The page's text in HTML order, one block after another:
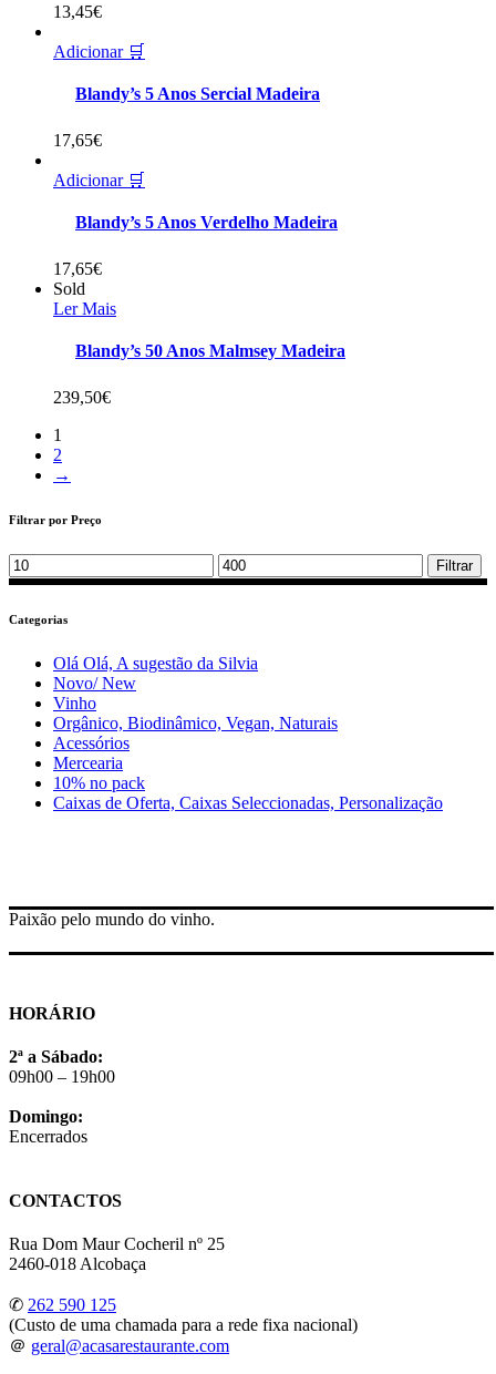
13,45€
Adicionar 🛒
Blandy’s 5 Anos Sercial Madeira
17,65€
Adicionar 🛒
Blandy’s 5 Anos Verdelho Madeira
17,65€
Sold
Ler Mais
Blandy’s 50 Anos Malmsey Madeira
239,50€
1
2
→
Filtrar por Preço
Min
price
Max
price
Filtrar
Categorias
Olá Olá, A sugestão da Silvia
Novo/ New
Vinho
Orgânico, Biodinâmico, Vegan, Naturais
Acessórios
Mercearia
10% no pack
Caixas de Oferta, Caixas Seleccionadas, Personalização
Paixão pelo mundo do vinho.
HORÁRIO
2ª a Sábado:
09h00 – 19h00
Domingo:
Encerrados
CONTACTOS
Rua Dom Maur Cocheril nº 25
2460-018 Alcobaça
✆ 262 590 125
(Custo de uma chamada para a rede fixa nacional)
＠ geral@acasarestaurante.com